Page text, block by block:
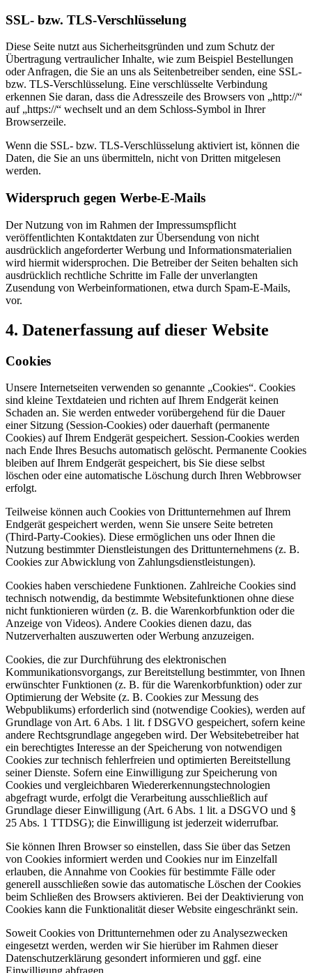
SSL- bzw. TLS-Verschlüsselung
Diese Seite nutzt aus Sicherheitsgründen und zum Schutz der
Übertragung vertraulicher Inhalte, wie zum Beispiel Bestellungen
oder Anfragen, die Sie an uns als Seitenbetreiber senden, eine SSL-
bzw. TLS-Verschlüsselung. Eine verschlüsselte Verbindung
erkennen Sie daran, dass die Adresszeile des Browsers von „http://“
auf „https://“ wechselt und an dem Schloss-Symbol in Ihrer
Browserzeile.
Wenn die SSL- bzw. TLS-Verschlüsselung aktiviert ist, können die
Daten, die Sie an uns übermitteln, nicht von Dritten mitgelesen
werden.
Widerspruch gegen Werbe-E-Mails
Der Nutzung von im Rahmen der Impressumspflicht
veröffentlichten Kontaktdaten zur Übersendung von nicht
ausdrücklich angeforderter Werbung und Informationsmaterialien
wird hiermit widersprochen. Die Betreiber der Seiten behalten sich
ausdrücklich rechtliche Schritte im Falle der unverlangten
Zusendung von Werbeinformationen, etwa durch Spam-E-Mails,
vor.
4. Datenerfassung auf dieser Website
Cookies
Unsere Internetseiten verwenden so genannte „Cookies“. Cookies
sind kleine Textdateien und richten auf Ihrem Endgerät keinen
Schaden an. Sie werden entweder vorübergehend für die Dauer
einer Sitzung (Session-Cookies) oder dauerhaft (permanente
Cookies) auf Ihrem Endgerät gespeichert. Session-Cookies werden
nach Ende Ihres Besuchs automatisch gelöscht. Permanente Cookies
bleiben auf Ihrem Endgerät gespeichert, bis Sie diese selbst
löschen oder eine automatische Löschung durch Ihren Webbrowser
erfolgt.
Teilweise können auch Cookies von Drittunternehmen auf Ihrem
Endgerät gespeichert werden, wenn Sie unsere Seite betreten
(Third-Party-Cookies). Diese ermöglichen uns oder Ihnen die
Nutzung bestimmter Dienstleistungen des Drittunternehmens (z. B.
Cookies zur Abwicklung von Zahlungsdienstleistungen).
Cookies haben verschiedene Funktionen. Zahlreiche Cookies sind
technisch notwendig, da bestimmte Websitefunktionen ohne diese
nicht funktionieren würden (z. B. die Warenkorbfunktion oder die
Anzeige von Videos). Andere Cookies dienen dazu, das
Nutzerverhalten auszuwerten oder Werbung anzuzeigen.
Cookies, die zur Durchführung des elektronischen
Kommunikationsvorgangs, zur Bereitstellung bestimmter, von Ihnen
erwünschter Funktionen (z. B. für die Warenkorbfunktion) oder zur
Optimierung der Website (z. B. Cookies zur Messung des
Webpublikums) erforderlich sind (notwendige Cookies), werden auf
Grundlage von Art. 6 Abs. 1 lit. f DSGVO gespeichert, sofern keine
andere Rechtsgrundlage angegeben wird. Der Websitebetreiber hat
ein berechtigtes Interesse an der Speicherung von notwendigen
Cookies zur technisch fehlerfreien und optimierten Bereitstellung
seiner Dienste. Sofern eine Einwilligung zur Speicherung von
Cookies und vergleichbaren Wiedererkennungstechnologien
abgefragt wurde, erfolgt die Verarbeitung ausschließlich auf
Grundlage dieser Einwilligung (Art. 6 Abs. 1 lit. a DSGVO und §
25 Abs. 1 TTDSG); die Einwilligung ist jederzeit widerrufbar.
Sie können Ihren Browser so einstellen, dass Sie über das Setzen
von Cookies informiert werden und Cookies nur im Einzelfall
erlauben, die Annahme von Cookies für bestimmte Fälle oder
generell ausschließen sowie das automatische Löschen der Cookies
beim Schließen des Browsers aktivieren. Bei der Deaktivierung von
Cookies kann die Funktionalität dieser Website eingeschränkt sein.
Soweit Cookies von Drittunternehmen oder zu Analysezwecken
eingesetzt werden, werden wir Sie hierüber im Rahmen dieser
Datenschutzerklärung gesondert informieren und ggf. eine